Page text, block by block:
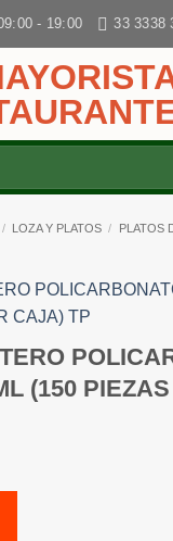
- 19:00 33 3338
/ LOZA Y PLATOS / PLATOS
(150